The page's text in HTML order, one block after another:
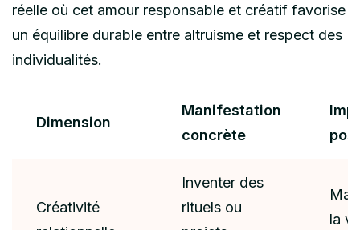
réelle où cet amour responsable et créatif favorise
un équilibre durable entre altruisme et respect des
individualités.
Dimension
Manifestation
concrète
Créativité
Inventer des
rituels ou
la